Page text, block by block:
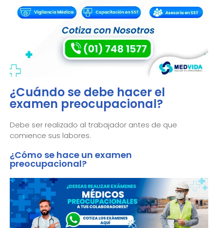
¿Cuándo se debe hacer el
examen preocupacional?
Debe ser realizado al trabajador antes de que
comience sus labores.
¿Cómo se hace un examen
preocupacional?